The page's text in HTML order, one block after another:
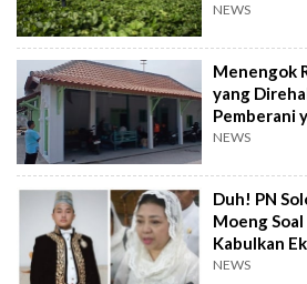
NEWS
Menengok
yang
Pemberani
Perang
NEWS
Duh! PN
Moeng Soal
Kabulkan
NEWS